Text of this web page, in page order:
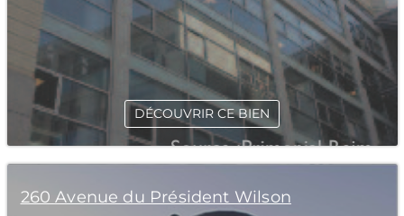
DÉCOUVRIR CE BIEN
260 Avenue du Président Wilson